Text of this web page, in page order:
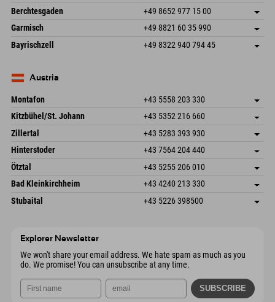
Germany
Booking
An der Riese 45
87484 Nesselwang im Allgäu
Germany
save address
arrival info
Booking
Berchtesgaden +49 8652 977 15 00
Hofreitstr. 7
Germany
save address
Booking
Garmisch +49 8821 60 35 990
Frickenstraße 22
82490 Farchant
save address
arrival info
Bayrischzell +49 8322 940 794 45
Germany
Austria
Montafon +43 5558 203 330
Dorfstr. 127b
6793 Gaschurn/Montafon
Austria
save address
Booking
Kitzbühel/St. Johann +43 5352 216 660
Speckbacherstraße 87
6380 St. Johann in Tirol
Austria
save address
arrival info
Booking
Zillertal +43 5283 393 930
Schmiedau 2
Austria
save address
Booking
Hinterstoder +43 7564 204 440
Freizeitpark 10
4573 Hinterstoder
Austria
save address
arrival info
Booking
Ötztal +43 5255 206 010
Gscheat 14
Austria
save address
Booking
Bad Kleinkirchheim +43 4240 213 330
Dorfstraße 24
9546 Bad Kleinkirchheim
save address
arrival info
Stubaital +43 5226 398500
Explorer Newsletter
We won't share your email address. We hate spam as much as you
do. We promise! You can unsubscribe at any time.